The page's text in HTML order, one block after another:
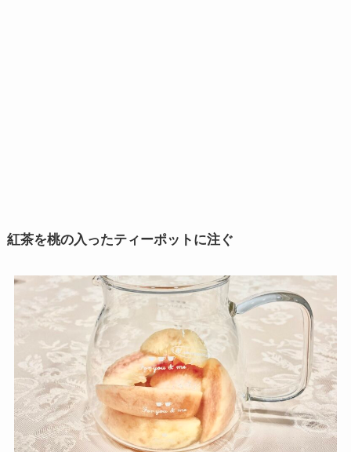
紅茶を桃の入ったティーポットに注ぐ